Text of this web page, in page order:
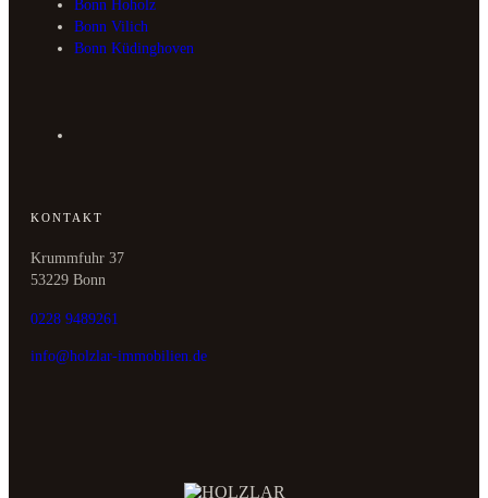
Bonn Hoholz
Bonn Vilich
Bonn Küdinghoven
KONTAKT
Krummfuhr 37
53229 Bonn
0228 9489261
info@holzlar-immobilien.de